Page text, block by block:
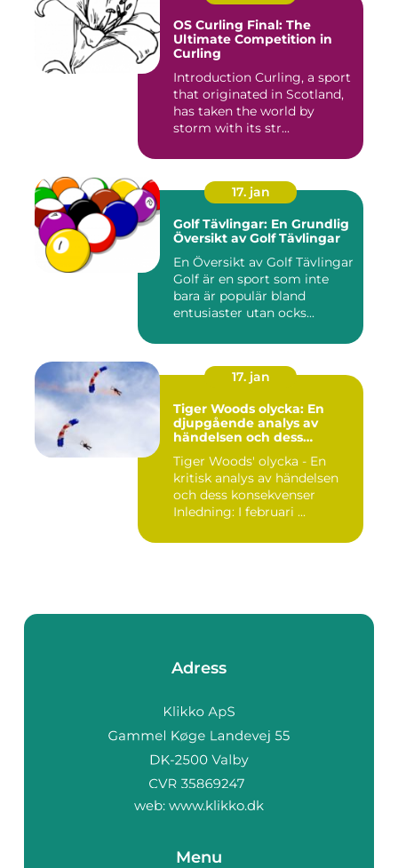
OS Curling Final: The
Ultimate Competition in
Curling
Introduction Curling, a sport
that originated in Scotland,
has taken the world by
storm with its str...
17. jan
Golf Tävlingar: En Grundlig
Översikt av Golf Tävlingar
En Översikt av Golf Tävlingar
Golf är en sport som inte
bara är populär bland
entusiaster utan ocks...
17. jan
Tiger Woods olycka: En
djupgående analys av
händelsen och dess
Tiger Woods' olycka - En
kritisk analys av händelsen
och dess konsekvenser
Inledning: I februari ...
Adress
web: www.klikko.dk
Menu